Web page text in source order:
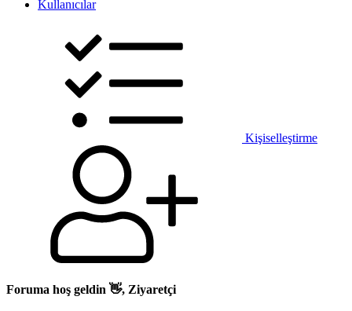
Kullanıcılar
Kişiselleştirme
Foruma hoş geldin 👋, Ziyaretçi